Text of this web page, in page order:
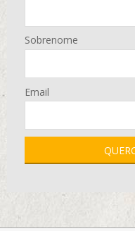
Sobrenome
Email